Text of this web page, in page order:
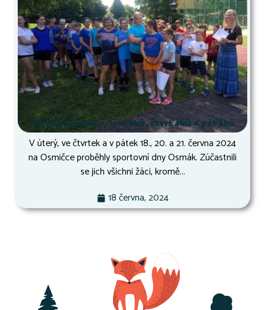
Osmák druháků, třeťáků, čtvrťáků a páťáků
V úterý, ve čtvrtek a v pátek 18., 20. a 21. června 2024
na Osmičce proběhly sportovní dny Osmák. Zúčastnili
se jich všichni žáci, kromě...
18 června, 2024